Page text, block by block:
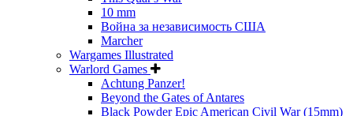
10 mm
Война за независимость США
Marcher
Wargames Illustrated
Warlord Games
Achtung Panzer!
Beyond the Gates of Antares
Black Powder Epic American Civil War (15mm)